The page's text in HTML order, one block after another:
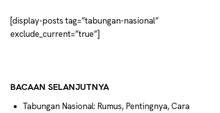
[display-posts tag=”tabungan-nasional”
exclude_current=”true”]
BACAAN SELANJUTNYA
Tabungan Nasional: Rumus, Pentingnya, Cara